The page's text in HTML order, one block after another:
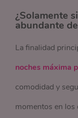
¿Solamente
abundante
La finalidad
noches máxima
comodidad y
momentos en los